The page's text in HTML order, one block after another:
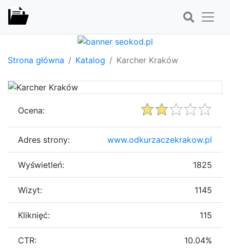
Strona główna Katalog Karcher Kraków
Ocena:
Adres strony: www.odkurzaczekrakow.pl
Wyświetleń: 1825
Wizyt: 1145
Kliknięć: 115
CTR: 10.04%